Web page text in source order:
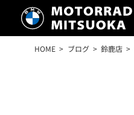
HOME ブログ 鈴鹿店